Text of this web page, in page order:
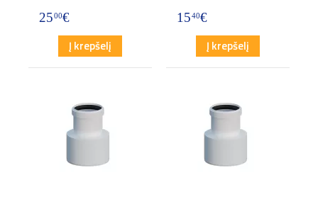
2500€
Į krepšelį
1540€
Į krepšelį